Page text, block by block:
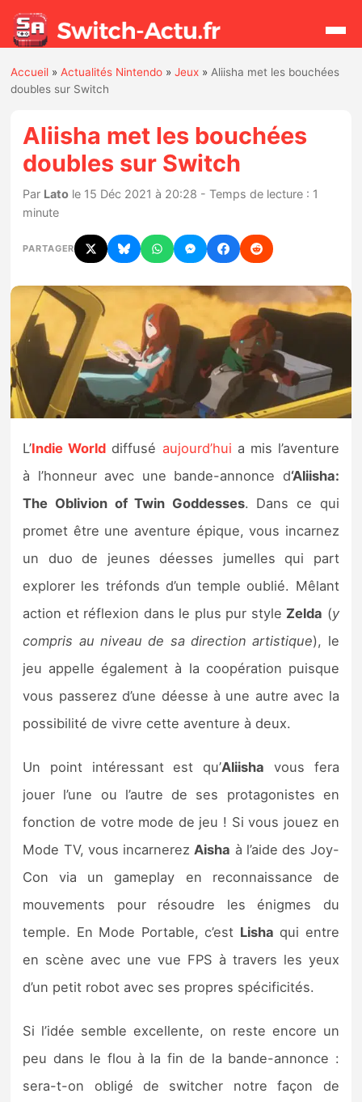
Actualités
Jeux
Hardware
Chiffres de ventes
Rumeurs
Nintendo Direct
Tests et previews
Tests de jeux
Tests d’accessoires
Autres tests
Previews
Précommandes
Précommandes jeux Switch 2
Bons plans
Accueil »Actualités Nintendo »Jeux »Aliisha met les bouchées
doubles sur Switch
Aliisha met les bouchées
doubles sur Switch
Par Lato le 15 Déc 2021 à 20:28 - Temps de lecture : 1
minute
PARTAGER
L’Indie World diffusé aujourd’hui a mis l’aventure
à l’honneur avec une bande-annonce d‘Aliisha:
The Oblivion of Twin Goddesses. Dans ce qui
promet être une aventure épique, vous incarnez
un duo de jeunes déesses jumelles qui part
explorer les tréfonds d’un temple oublié. Mêlant
action et réflexion dans le plus pur style Zelda (y
compris au niveau de sa direction artistique), le
jeu appelle également à la coopération puisque
vous passerez d’une déesse à une autre avec la
possibilité de vivre cette aventure à deux.
Un point intéressant est qu’Aliisha vous fera
jouer l’une ou l’autre de ses protagonistes en
fonction de votre mode de jeu ! Si vous jouez en
Mode TV, vous incarnerez Aisha à l’aide des Joy-
Con via un gameplay en reconnaissance de
mouvements pour résoudre les énigmes du
temple. En Mode Portable, c’est Lisha qui entre
en scène avec une vue FPS à travers les yeux
d’un petit robot avec ses propres spécificités.
Si l’idée semble excellente, on reste encore un
peu dans le flou à la fin de la bande-annonce :
sera-t-on obligé de switcher notre façon de